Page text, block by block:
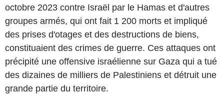
octobre 2023 contre Israël par le Hamas et d'autres
groupes armés, qui ont fait 1 200 morts et impliqué
des prises d'otages et des destructions de biens,
constituaient des crimes de guerre. Ces attaques ont
précipité une offensive israélienne sur Gaza qui a tué
des dizaines de milliers de Palestiniens et détruit une
grande partie du territoire.